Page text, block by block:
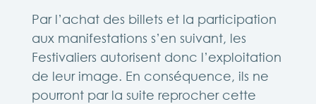
Par l’achat des billets et la participation
aux manifestations s’en suivant, les
Festivaliers autorisent donc l’exploitation
de leur image. En conséquence, ils ne
pourront par la suite reprocher cette